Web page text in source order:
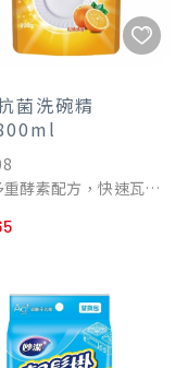
菌洗碗精
酵素配方，快速瓦解
強化配方，使產品本
)細菌，減少細菌於清洗
至食器上，全面防護，
淨